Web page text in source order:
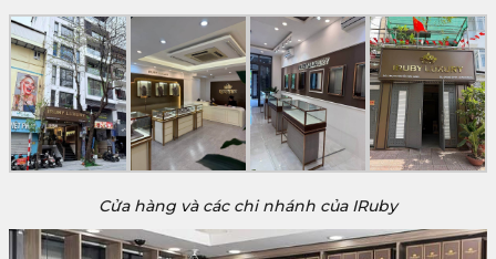
Cửa hàng và các chi nhánh của IRuby